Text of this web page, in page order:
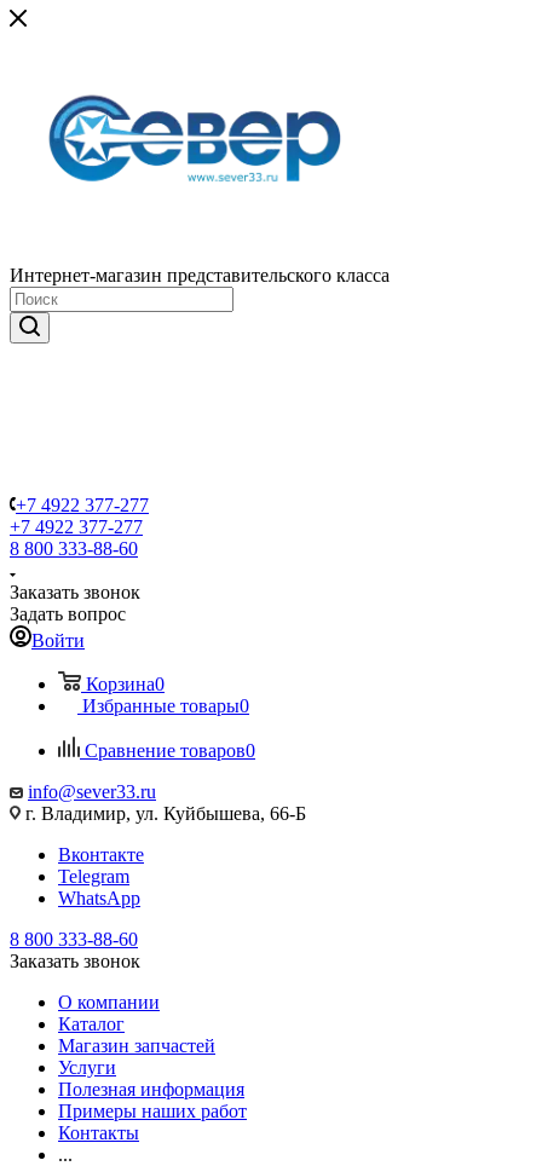
Интернет-магазин представительского класса
+7 4922 377-277
+7 4922 377-277
8 800 333-88-60
Заказать звонок
Задать вопрос
Войти
Корзина0
Избранные товары0
Сравнение товаров0
info@sever33.ru
г. Владимир, ул. Куйбышева, 66-Б
Вконтакте
Telegram
WhatsApp
8 800 333-88-60
Заказать звонок
О компании
Каталог
Магазин запчастей
Услуги
Полезная информация
Примеры наших работ
Контакты
...